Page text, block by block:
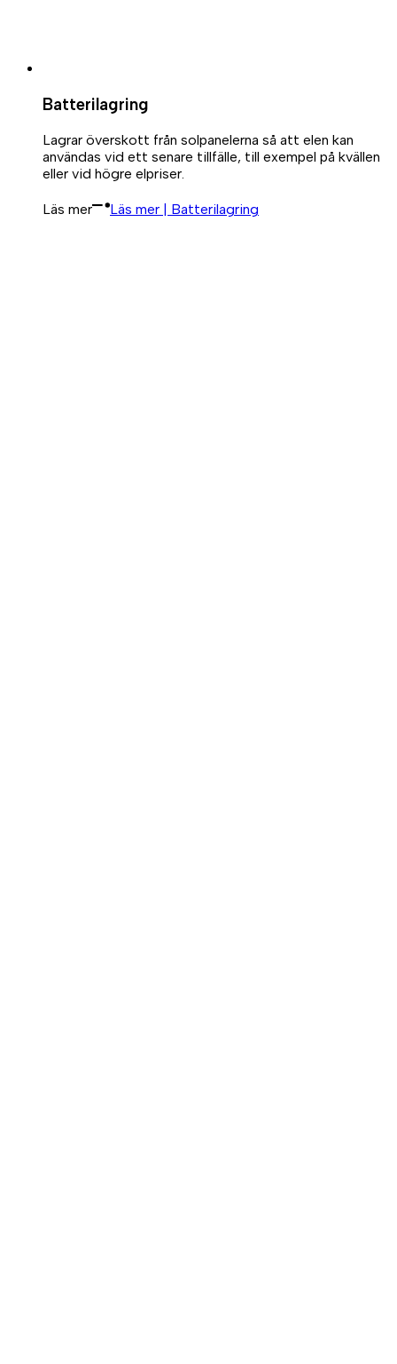
Batterilagring
Lagrar överskott från solpanelerna så att elen kan
användas vid ett senare tillfälle, till exempel på kvällen
eller vid högre elpriser.
Läs mer Läs mer | Batterilagring